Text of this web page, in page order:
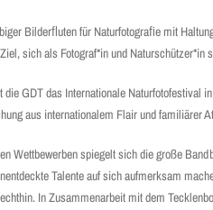
Bilderﬂuten für Naturfotograﬁe mit
sich als Fotograf*in und Naturschützer*in
GDT das Internationale Naturfotofestival
aus internationalem Flair und familiärer
Wettbewerben spiegelt sich die große
Talente auf sich aufmerksam
In Zusammenarbeit mit dem